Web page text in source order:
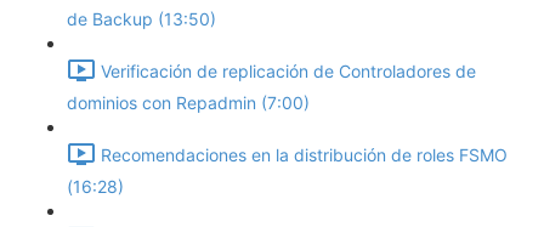
de Backup (13:50)
Verificación de replicación de Controladores de
dominios con Repadmin (7:00)
Recomendaciones en la distribución de roles FSMO
(16:28)